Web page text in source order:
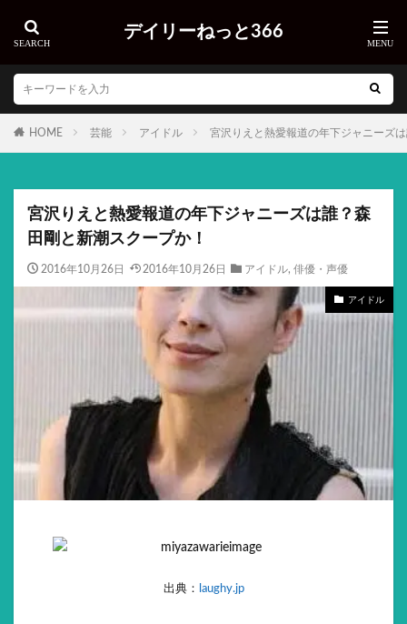
デイリーねっと366
HOME 芸能 アイドル 宮沢りえと熱愛報道の年下ジャニーズ
宮沢りえと熱愛報道の年下ジャニーズは誰？森
田剛と新潮スクープか！
2016年10月26日 2016年10月26日 アイドル, 俳優・声優
アイドル
出典： laughy.jp